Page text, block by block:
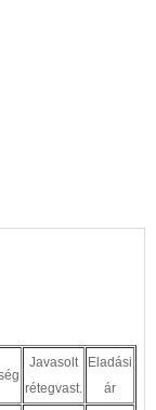
Javasolt
rétegvast.
Eladási
ár